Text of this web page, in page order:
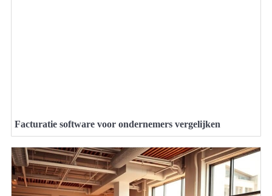
Facturatie software voor ondernemers vergelijken